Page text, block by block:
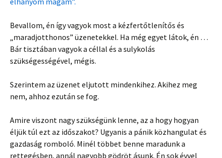
Bevallom, én így vagyok most a kézfertőtlenítős és
„maradjotthonos” üzenetekkel. Ha még egyet látok, én …
Bár tisztában vagyok a céllal és a sulykolás
szükségességével, mégis.
Szerintem az üzenet eljutott mindenkihez. Akihez meg
nem, ahhoz ezután se fog.
Amire viszont nagy szükségünk lenne, az a hogy hogyan
éljük túl ezt az időszakot? Ugyanis a pánik közhangulat és
gazdaság romboló. Minél többet benne maradunk a
rettegésben, annál nagyobb gödröt ásunk. Én sok évvel